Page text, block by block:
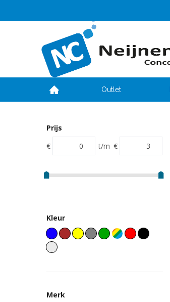
Outlet
Prijs
€
t/m €
Kleur
Merk